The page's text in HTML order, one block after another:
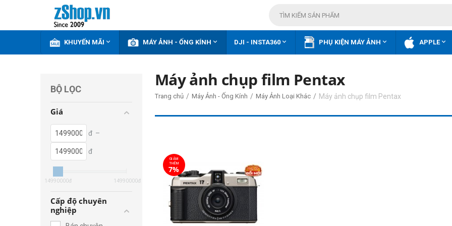
KHUYẾN MÃI  MÁY ẢNH - ỐNG KÍNH  DJI - INSTA360  PHỤ KIỆN MÁY ẢNH  APPLE
BỘ LỌC
Giá
đ –
đ
14990000đ 14990000đ
Cấp độ chuyên
nghiệp
Máy ảnh chụp film Pentax
Trang chủ / Máy Ảnh - Ống Kính / Máy Ảnh Loại Khác / Máy ảnh chụp film Pentax
GIẢM
THÊM
7%